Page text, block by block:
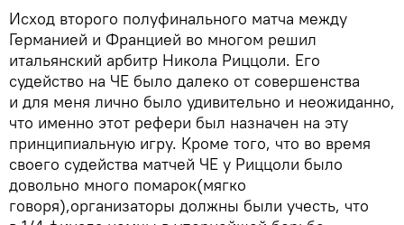
Исход второго полуфинального матча между
Германией и Францией во многом решил
итальянский арбитр Никола Риццоли. Его
судейство на ЧЕ было далеко от совершенства
и для меня лично было удивительно и неожиданно,
что именно этот рефери был назначен на эту
принципиальную игру. Кроме того, что во время
своего судейства матчей ЧЕ у Риццоли было
довольно много помарок(мягко
говоря),организаторы должны были учесть, что